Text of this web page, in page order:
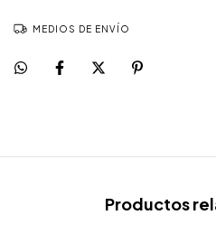
MEDIOS DE ENVÍO
Productos